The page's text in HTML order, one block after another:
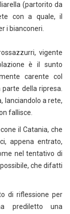
(partorito da
con a quale, il
i bianconeri.
vigente
è il sunto
carente col
della ripresa.
lanciandolo a rete,
fallisce.
il Catania, che
appena entrato,
nel tentativo di
che difatti
di riflessione per
prediletto una